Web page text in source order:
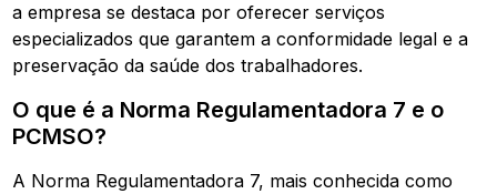
a empresa se destaca por oferecer serviços
especializados que garantem a conformidade legal e a
preservação da saúde dos trabalhadores.
O que é a Norma Regulamentadora 7 e o
PCMSO?
A Norma Regulamentadora 7, mais conhecida como